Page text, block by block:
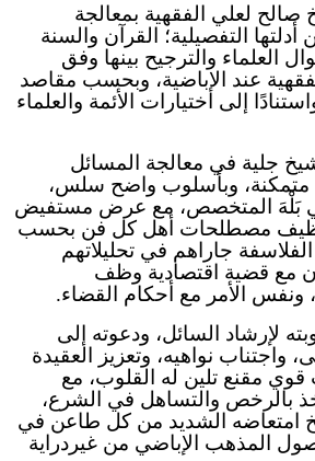
صالح لعلي الفقهية بمعالجة
التفصيلية؛ القرآن والسنة
العلماء والترجيح بينها وفق
عند الإباضية، وبحسب مقاصد
إلى اختيارات الأئمة والعلماء
جلية في معالجة المسائل
متمكنة، وبأسلوب واضح سلس،
بَلْهَ المتخصص، مع عرض مستفيض
مصطلحات أهل كل فن بحسب
جاراهم في تحليلاتهم
مع قضية اقتصادية وظف
ونفس الأمر مع أحكام القضاء.
لإرشاد السائل، ودعوته إلى
واجتناب نواهيه، وتعزيز العقيدة
مقنع تلين له القلوب، مع
بالرخص والتساهل في الشرع،
امتعاضه الشديد من كل طاعن في
المذهب الإباضي من غيردراية